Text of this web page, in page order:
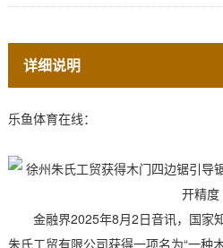
详细说明
乐鱼体育在线：
金融界2025年8月2日音讯，国家
朱氏工贸有限公司获得一项名为“一种